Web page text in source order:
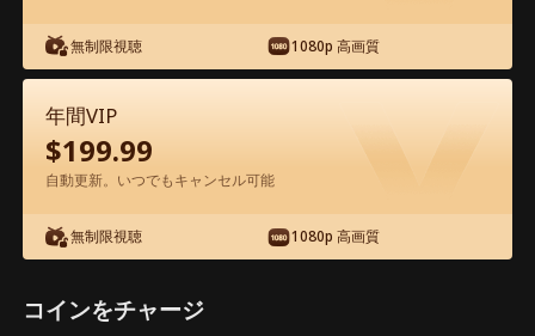
エピソード40 - 他人の心が読めるお姫様
映画フル
40 41 42 43 44
無制限視聴 1080p 高画質
年間VIP
$199.99
自動更新。いつでもキャンセル可能
無制限視聴 1080p 高画質
コインをチャージ